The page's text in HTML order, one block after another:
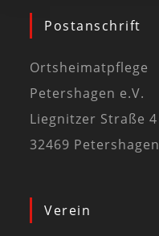
Postanschrift
Ortsheimatpflege
Petershagen e.V.
Liegnitzer Straße 4
32469 Petershagen
Verein